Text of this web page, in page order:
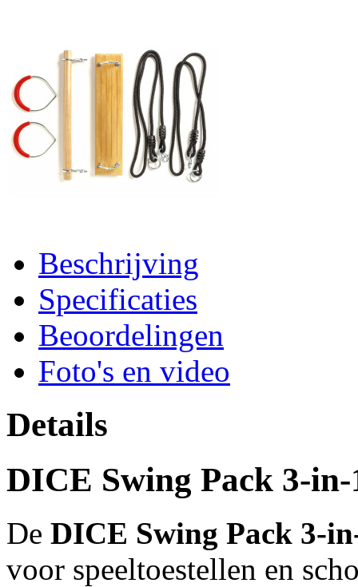
Beschrijving
Specificaties
Beoordelingen
Foto's en video
Details
DICE Swing Pack 3-in-
De DICE Swing Pack 3-
voor speeltoestellen en